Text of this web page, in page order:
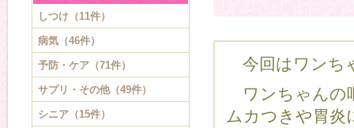
今回はワンち
ワンちゃんの
ムカつきや胃炎
しつけ（11件）
病気（46件）
予防・ケア（71件）
サプリ・その他（49件）
シニア（15件）